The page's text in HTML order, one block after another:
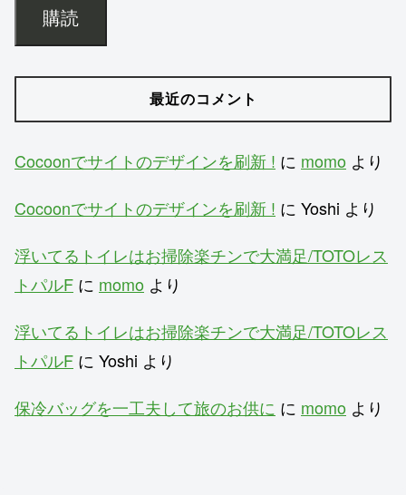
購読
最近のコメント
Cocoonでサイトのデザインを刷新 ! に momo より
Cocoonでサイトのデザインを刷新 ! に Yoshi より
浮いてるトイレはお掃除楽チンで大満足/TOTOレス
トパルF に momo より
浮いてるトイレはお掃除楽チンで大満足/TOTOレス
トパルF に Yoshi より
保冷バッグを一工夫して旅のお供に に momo より